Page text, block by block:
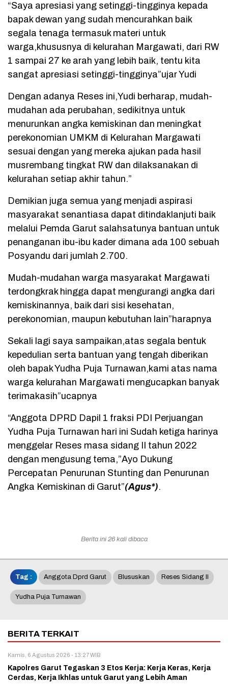
“Saya apresiasi yang setinggi-tingginya kepada
bapak dewan yang sudah mencurahkan baik
segala tenaga termasuk materi untuk
warga,khususnya di kelurahan Margawati, dari RW
1 sampai 27 ke arah yang lebih baik, tentu kita
sangat apresiasi setinggi-tingginya”ujar Yudi
Dengan adanya Reses ini,Yudi berharap, mudah-
mudahan ada perubahan, sedikitnya untuk
menurunkan angka kemiskinan dan meningkat
perekonomian UMKM di Kelurahan Margawati
sesuai dengan yang mereka ajukan pada hasil
musrembang tingkat RW dan dilaksanakan di
kelurahan setiap akhir tahun.”
Demikian juga semua yang menjadi aspirasi
masyarakat senantiasa dapat ditindaklanjuti baik
melalui Pemda Garut salahsatunya bantuan untuk
penanganan ibu-ibu kader dimana ada 100 sebuah
Posyandu dari jumlah 2.700.
Mudah-mudahan warga masyarakat Margawati
terdongkrak hingga dapat mengurangi angka dari
kemiskinannya, baik dari sisi kesehatan,
perekonomian, maupun kebutuhan lain”harapnya
Sekali lagi saya sampaikan,atas segala bentuk
kepedulian serta bantuan yang tengah diberikan
oleh bapak Yudha Puja Turnawan,kami atas nama
warga kelurahan Margawati mengucapkan banyak
terimakasih”ucapnya
“Anggota DPRD Dapil 1 fraksi PDI Perjuangan
Yudha Puja Turnawan hari ini Sudah ketiga harinya
menggelar Reses masa sidang II tahun 2022
dengan mengusung tema,”Ayo Dukung
Percepatan Penurunan Stunting dan Penurunan
Angka Kemiskinan di Garut”(Agus*).
Berita ini 26 kali dibaca
Tag : Anggota Dprd Garut Blususkan Reses Sidang II
Yudha Puja Turnawan
BERITA TERKAIT
Kamis, 6 Agustus 2026 - 13:27 WIB
Kapolres Garut Tegaskan 3 Etos Kerja: Kerja Keras, Kerja
Cerdas, Kerja Ikhlas untuk Garut yang Lebih Aman